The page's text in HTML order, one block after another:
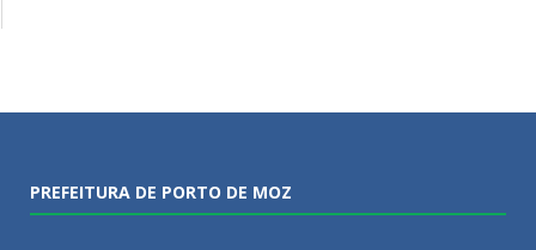
PREFEITURA DE PORTO DE MOZ